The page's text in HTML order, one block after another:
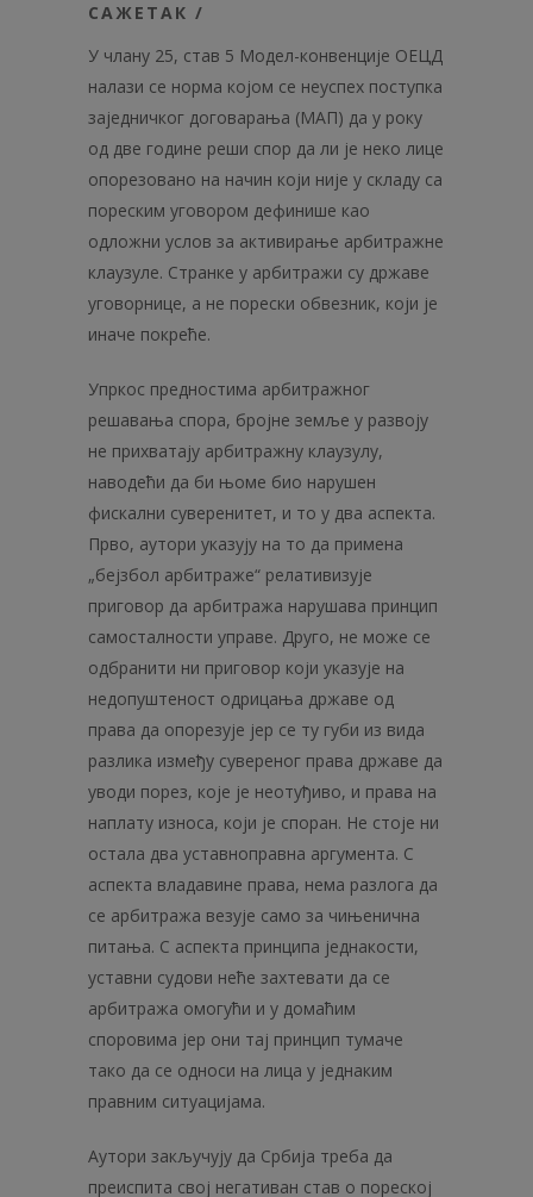
САЖЕТАК /
У члану 25, став 5 Модел-конвенције ОЕЦД
налази се норма којом се неуспех поступка
заједничког договарања (МАП) да у року
од две године реши спор да ли је неко лице
опорезовано на начин који није у складу са
пореским уговором дефинише као
одложни услов за активирање арбитражне
клаузуле. Странке у арбитражи су државе
уговорнице, а не порески обвезник, који је
иначе покреће.
Упркос предностима арбитражног
решавања спора, бројне земље у развоју
не прихватају арбитражну клаузулу,
наводећи да би њоме био нарушен
фискални суверенитет, и то у два аспекта.
Прво, аутори указују на то да примена
„бејзбол арбитраже“ релативизује
приговор да арбитража нарушава принцип
самосталности управе. Друго, не може се
одбранити ни приговор који указује на
недопуштеност одрицања државе од
права да опорезује јер се ту губи из вида
разлика између сувереног права државе да
уводи порез, које је неотуђиво, и права на
наплату износа, који је споран. Не стоје ни
остала два уставноправна аргумента. С
аспекта владавине права, нема разлога да
се арбитража везује само за чињенична
питања. С аспекта принципа једнакости,
уставни судови неће захтевати да се
арбитража омогући и у домаћим
споровима јер они тај принцип тумаче
тако да се односи на лица у једнаким
правним ситуацијама.
Аутори закључују да Србија треба да
преиспита свој негативан став о пореској